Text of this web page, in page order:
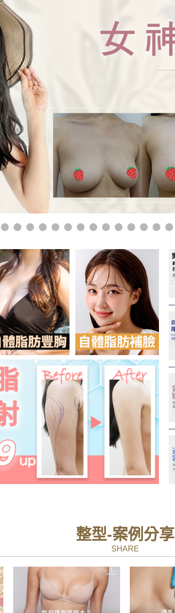
整型-案例分享
SHARE